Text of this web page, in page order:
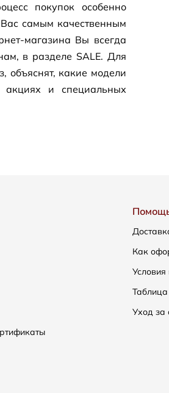
покупок особенно
самым качественным
магазина Вы всегда
в разделе SALE. Для
объяснят, какие модели
и специальных
Как
Условия
Уход за